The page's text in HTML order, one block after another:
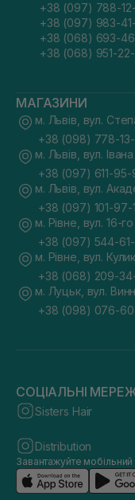
+38 (097) 788-
+38 (097) 983-
+38 (068) 693-
+38 (068) 951-
МАГАЗИНИ
м. Львів, вул.
+38 (098) 778-
м. Львів, вул.
+38 (097) 611-95-
м. Львів, вул.
+38 (097) 101-97-
м. Рівне, вул. 16-
+38 (097) 544-
м. Рівне, вул.
+38 (068) 209-
м. Луцьк, вул.
+38 (098) 076-
СОЦІАЛЬНІ
Sisters Hair
Distribution
Завантажуйте